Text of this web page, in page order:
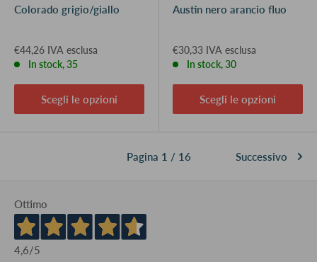
Colorado grigio/giallo
€44,26 IVA esclusa
In stock, 35
Scegli le opzioni
Austin nero arancio fluo
€30,33 IVA esclusa
In stock, 30
Scegli le opzioni
Pagina 1 / 16 Successivo
Ottimo
4,6/5